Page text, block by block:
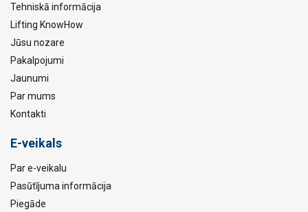
Tehniskā informācija
Lifting KnowHow
Jūsu nozare
Pakalpojumi
Jaunumi
Par mums
Kontakti
E-veikals
Par e-veikalu
Pasūtījuma informācija
Piegāde